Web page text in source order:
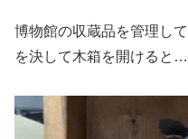
博物館の収蔵品を管理し
を決して木箱を開けると…